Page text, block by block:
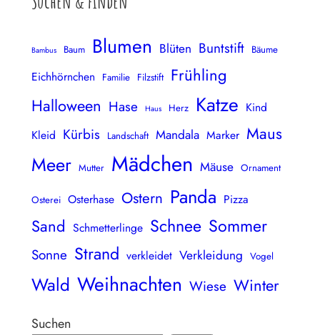
Bambus Baum Blumen Blüten Buntstift Bäume
Eichhörnchen Familie Filzstift Frühling
Halloween Hase Haus Herz Katze Kind
Kleid Kürbis Landschaft Mandala Marker Maus
Meer Mutter Mädchen Mäuse Ornament
Osterei Osterhase Ostern Panda Pizza
Sand Schmetterlinge Schnee Sommer
Sonne Strand verkleidet Verkleidung Vogel
Wald Weihnachten Wiese Winter
Suchen